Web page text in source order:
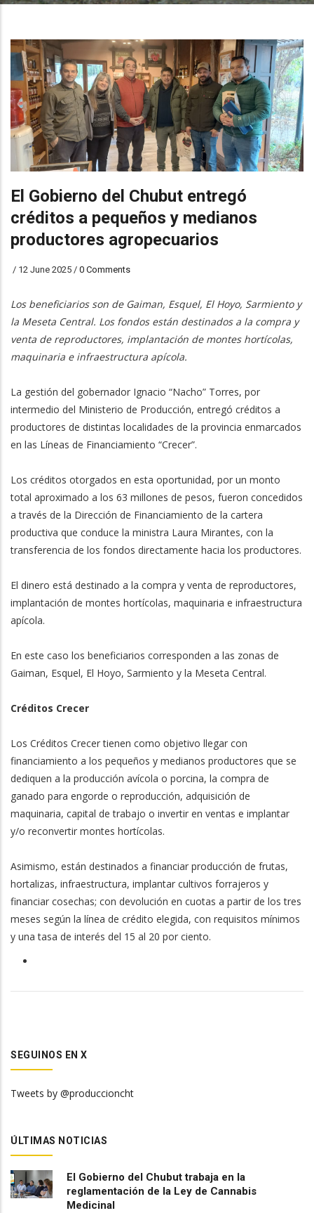
El Gobierno del Chubut entregó
créditos a pequeños y medianos
productores agropecuarios
/ 12 June 2025 / 0 Comments
Los beneficiarios son de Gaiman, Esquel, El Hoyo, Sarmiento y
la Meseta Central. Los fondos están destinados a la compra y
venta de reproductores, implantación de montes hortícolas,
maquinaria e infraestructura apícola.
La gestión del gobernador Ignacio “Nacho” Torres, por
intermedio del Ministerio de Producción, entregó créditos a
productores de distintas localidades de la provincia enmarcados
en las Líneas de Financiamiento “Crecer”.
Los créditos otorgados en esta oportunidad, por un monto
total aproximado a los 63 millones de pesos, fueron concedidos
a través de la Dirección de Financiamiento de la cartera
productiva que conduce la ministra Laura Mirantes, con la
transferencia de los fondos directamente hacia los productores.
El dinero está destinado a la compra y venta de reproductores,
implantación de montes hortícolas, maquinaria e infraestructura
apícola.
En este caso los beneficiarios corresponden a las zonas de
Gaiman, Esquel, El Hoyo, Sarmiento y la Meseta Central.
Créditos Crecer
Los Créditos Crecer tienen como objetivo llegar con
financiamiento a los pequeños y medianos productores que se
dediquen a la producción avícola o porcina, la compra de
ganado para engorde o reproducción, adquisición de
maquinaria, capital de trabajo o invertir en ventas e implantar
y/o reconvertir montes hortícolas.
Asimismo, están destinados a financiar producción de frutas,
hortalizas, infraestructura, implantar cultivos forrajeros y
financiar cosechas; con devolución en cuotas a partir de los tres
meses según la línea de crédito elegida, con requisitos mínimos
y una tasa de interés del 15 al 20 por ciento.
SEGUINOS EN X
Tweets by @produccioncht
ÚLTIMAS NOTICIAS
El Gobierno del Chubut trabaja en la
reglamentación de la Ley de Cannabis
Medicinal